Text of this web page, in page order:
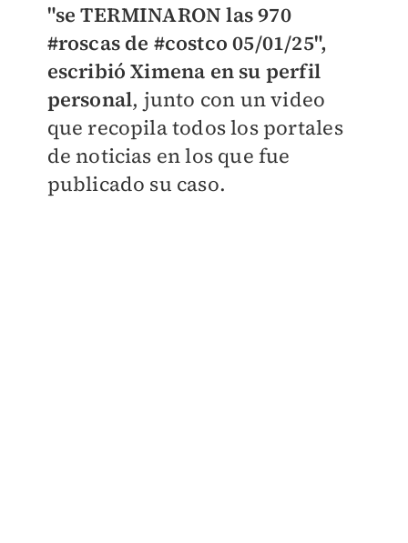
"se TERMINARON las 970
#roscas de #costco 05/01/25",
escribió Ximena en su perfil
personal, junto con un video
que recopila todos los portales
de noticias en los que fue
publicado su caso.